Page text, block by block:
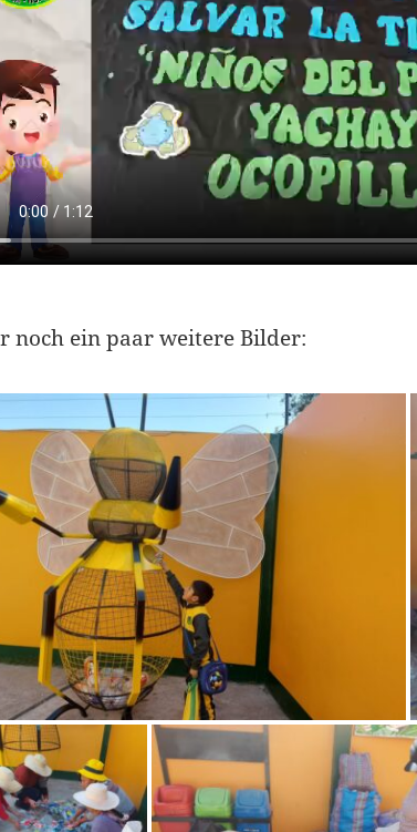
noch ein paar weitere Bilder: